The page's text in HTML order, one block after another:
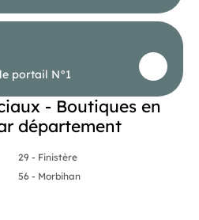
portail N°1
- Boutiques en
département
29 - Finistère
56 - Morbihan